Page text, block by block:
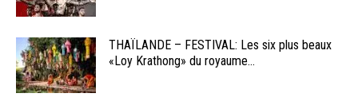
THAÏLANDE – FESTIVAL: Les six plus beaux
«Loy Krathong» du royaume...